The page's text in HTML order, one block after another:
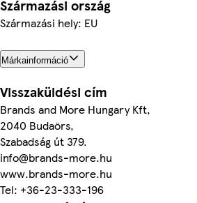
Származási ország
Származási hely: EU
Márkainformáció
Visszaküldési cím
Brands and More Hungary Kft,
2040 Budaörs,
Szabadság út 379.
info@brands-more.hu
www.brands-more.hu
Tel: +36-23-333-196